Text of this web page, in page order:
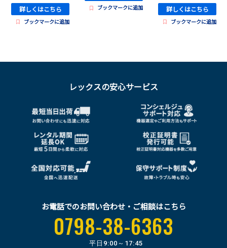
詳しくはこちら
ブックマークに追加
ブックマークに追加 詳しくはこちら
ブックマークに追加
レックスの安心サービス
お電話でのお問い合わせ・ご相談はこちら
0798-38-6363
平日 9:00～17:45